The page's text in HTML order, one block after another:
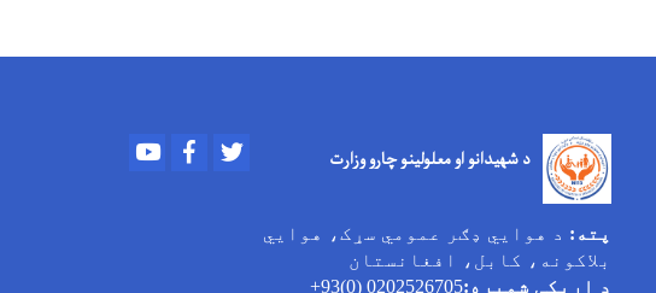
د شهیدانو او معلولینو چارو وزارت Youtube Facebook
پته: د هوایي ډګر عمومي سړک، هوایي
بلاکونه، کابل، افغانستان
د اړیکې شمېره:0202526705 (0)93+